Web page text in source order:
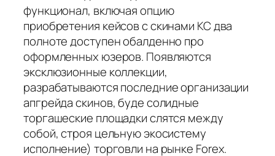
функционал, включая опцию
приобретения кейсов с скинами КС два
полноте доступен обалденно про
оформленных юзеров. Появляются
эксклюзионные коллекции,
разрабатываются последние организации
апгрейда скинов, буде солидные
торгашеские площадки слятся между
собой, строя цельную экосистему
исполнение) торговли на рынке Forex.